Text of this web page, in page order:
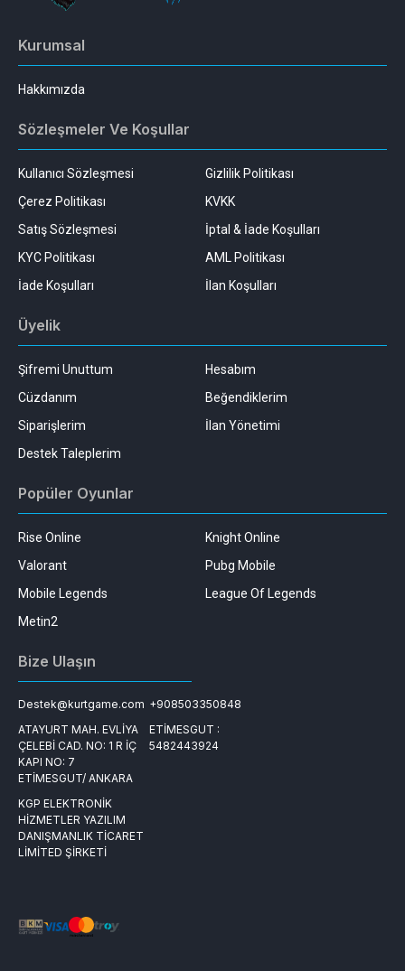
Kurumsal
Hakkımızda
Sözleşmeler Ve Koşullar
Kullanıcı Sözleşmesi
Gizlilik Politikası
Çerez Politikası
KVKK
Satış Sözleşmesi
İptal & İade Koşulları
KYC Politikası
AML Politikası
İade Koşulları
İlan Koşulları
Üyelik
Şifremi Unuttum
Hesabım
Cüzdanım
Beğendiklerim
Siparişlerim
İlan Yönetimi
Destek Taleplerim
Popüler Oyunlar
Rise Online
Knight Online
Valorant
Pubg Mobile
Mobile Legends
League Of Legends
Metin2
Bize Ulaşın
Destek@kurtgame.com +908503350848
ATAYURT MAH. EVLİYA
ÇELEBİ CAD. NO: 1 R İÇ
KAPI NO: 7
ETİMESGUT/ ANKARA
ETİMESGUT :
5482443924
KGP ELEKTRONİK
HİZMETLER YAZILIM
DANIŞMANLIK TİCARET
LİMİTED ŞİRKETİ